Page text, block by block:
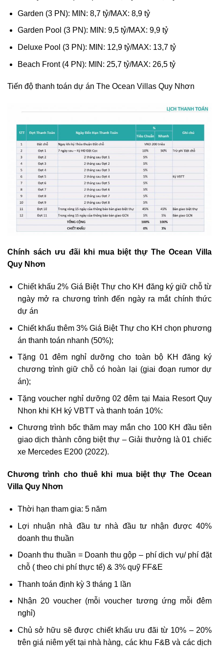
Garden (3 PN): MIN: 8,7 tỷ/MAX: 8,9 tỷ
Garden Pool (3 PN): MIN: 9,5 tỷ/MAX: 9,9 tỷ
Deluxe Pool (3 PN): MIN: 12,9 tỷ/MAX: 13,7 tỷ
Beach Front (4 PN): MIN: 25,7 tỷ/MAX: 26,5 tỷ
Tiến độ thanh toán dự án The Ocean Villas Quy Nhơn
Chính sách ưu đãi khi mua biệt thự The Ocean Villa
Quy Nhơn
Chiết khấu 2% Giá Biệt Thự cho KH đăng ký giữ chỗ từ
ngày mở ra chương trình đến ngày ra mắt chính thức
dự án
Chiết khấu thêm 3% Giá Biệt Thự cho KH chọn phương
án thanh toán nhanh (50%);
Tặng 01 đêm nghỉ dưỡng cho toàn bộ KH đăng ký
chương trình giữ chỗ có hoàn lại (giai đoạn rumor dự
án);
Tặng voucher nghỉ dưỡng 02 đêm tại Maia Resort Quy
Nhon khi KH ký VBTT và thanh toán 10%:
Chương trình bốc thăm may mắn cho 100 KH đầu tiên
giao dịch thành công biệt thự – Giải thưởng là 01 chiếc
xe Mercedes E200 (2022).
Chương trình cho thuê khi mua biệt thự The Ocean
Villa Quy Nhơn
Thời hạn tham gia: 5 năm
Lợi nhuận nhà đầu tư nhà đầu tư nhận được 40%
doanh thu thuần
Doanh thu thuần = Doanh thu gộp – phí dịch vụ/ phí đặt
chỗ ( theo chi phí thực tế) & 3% quỹ FF&E
Thanh toán định kỳ 3 tháng 1 lần
Nhận 20 voucher (mỗi voucher tương ứng mỗi đêm
nghỉ)
Chủ sở hữu sẽ được chiết khấu ưu đãi từ 10% – 20%
trên giá niêm yết tại nhà hàng, các khu F&B và các dịch